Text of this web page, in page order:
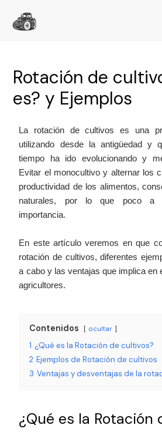
Rotación de
es? y Ejemplos
La rotación de cultivos es una
utilizando desde la antigüedad y
tiempo ha ido evolucionando y
Evitar el monocultivo y alternar los
productividad de los alimentos,
naturales, por lo que poco a
importancia.
En este artículo veremos en que
rotación de cultivos, diferentes
a cabo y las ventajas que implica en
agricultores.
Contenidos ocultar
1 ¿Qué es la Rotación de cultivos?
2 Ejemplos de Rotación de cultivos
3 Ventajas y desventajas de la
¿Qué es la Rotación